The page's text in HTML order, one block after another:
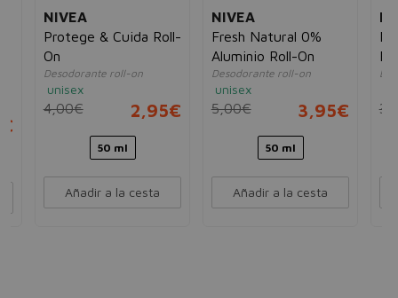
NIVEA
Protege & Cuida Roll-
On
Desodorante roll-on
unisex
4,00€ 2,95€
50 ml
Añadir a la cesta
NIVEA
Fresh Natural 0%
Aluminio Roll-On
Desodorante roll-on
unisex
5,00€ 3,95€
50 ml
Añadir a la cesta
On